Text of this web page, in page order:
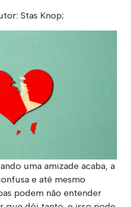
Stas Knop;
uma amizade acaba, a
e até mesmo
podem não entender